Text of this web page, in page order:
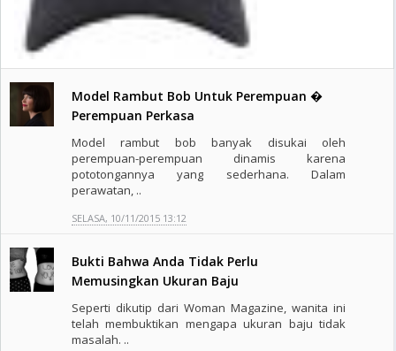
Model Rambut Bob Untuk Perempuan �
Perempuan Perkasa
Model rambut bob banyak disukai oleh
perempuan-perempuan dinamis karena
pototongannya yang sederhana. Dalam
perawatan, ..
SELASA, 10/11/2015 13:12
Bukti Bahwa Anda Tidak Perlu
Memusingkan Ukuran Baju
Seperti dikutip dari Woman Magazine, wanita ini
telah membuktikan mengapa ukuran baju tidak
masalah. ..